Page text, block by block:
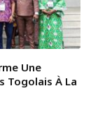
Une
Togolais À La